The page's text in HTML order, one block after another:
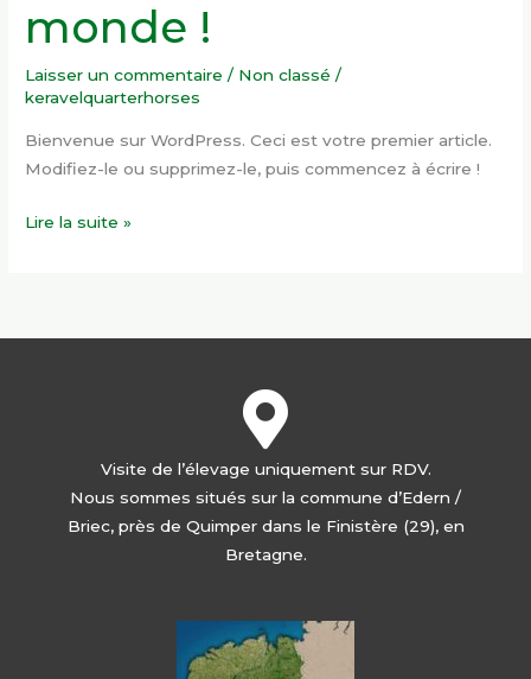
monde !
Laisser un commentaire / Non classé /
keravelquarterhorses
Bienvenue sur WordPress. Ceci est votre premier article.
Modifiez-le ou supprimez-le, puis commencez à écrire !
monde !
Lire la suite »
Visite de l’élevage uniquement sur RDV.
Nous sommes situés sur la commune d’Edern /
Briec, près de Quimper dans le Finistère (29), en
Bretagne.